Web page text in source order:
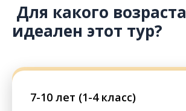
Для какого возраста
идеален этот тур?
7-10 лет (1-4 класс)